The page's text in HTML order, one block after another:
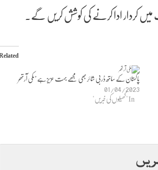
میں کردار ادا کرنے کی کوشش کریں گے۔
Related
پاکستان کے ساتھ ڈربی شائر بھی مجھے بہت عزیز ہے’مکی آرتھر
01/04/2023
In "کھیلوں کی خبریں"